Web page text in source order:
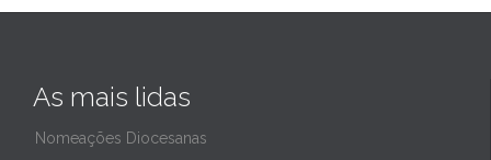
As mais lidas
Nomeações Diocesanas